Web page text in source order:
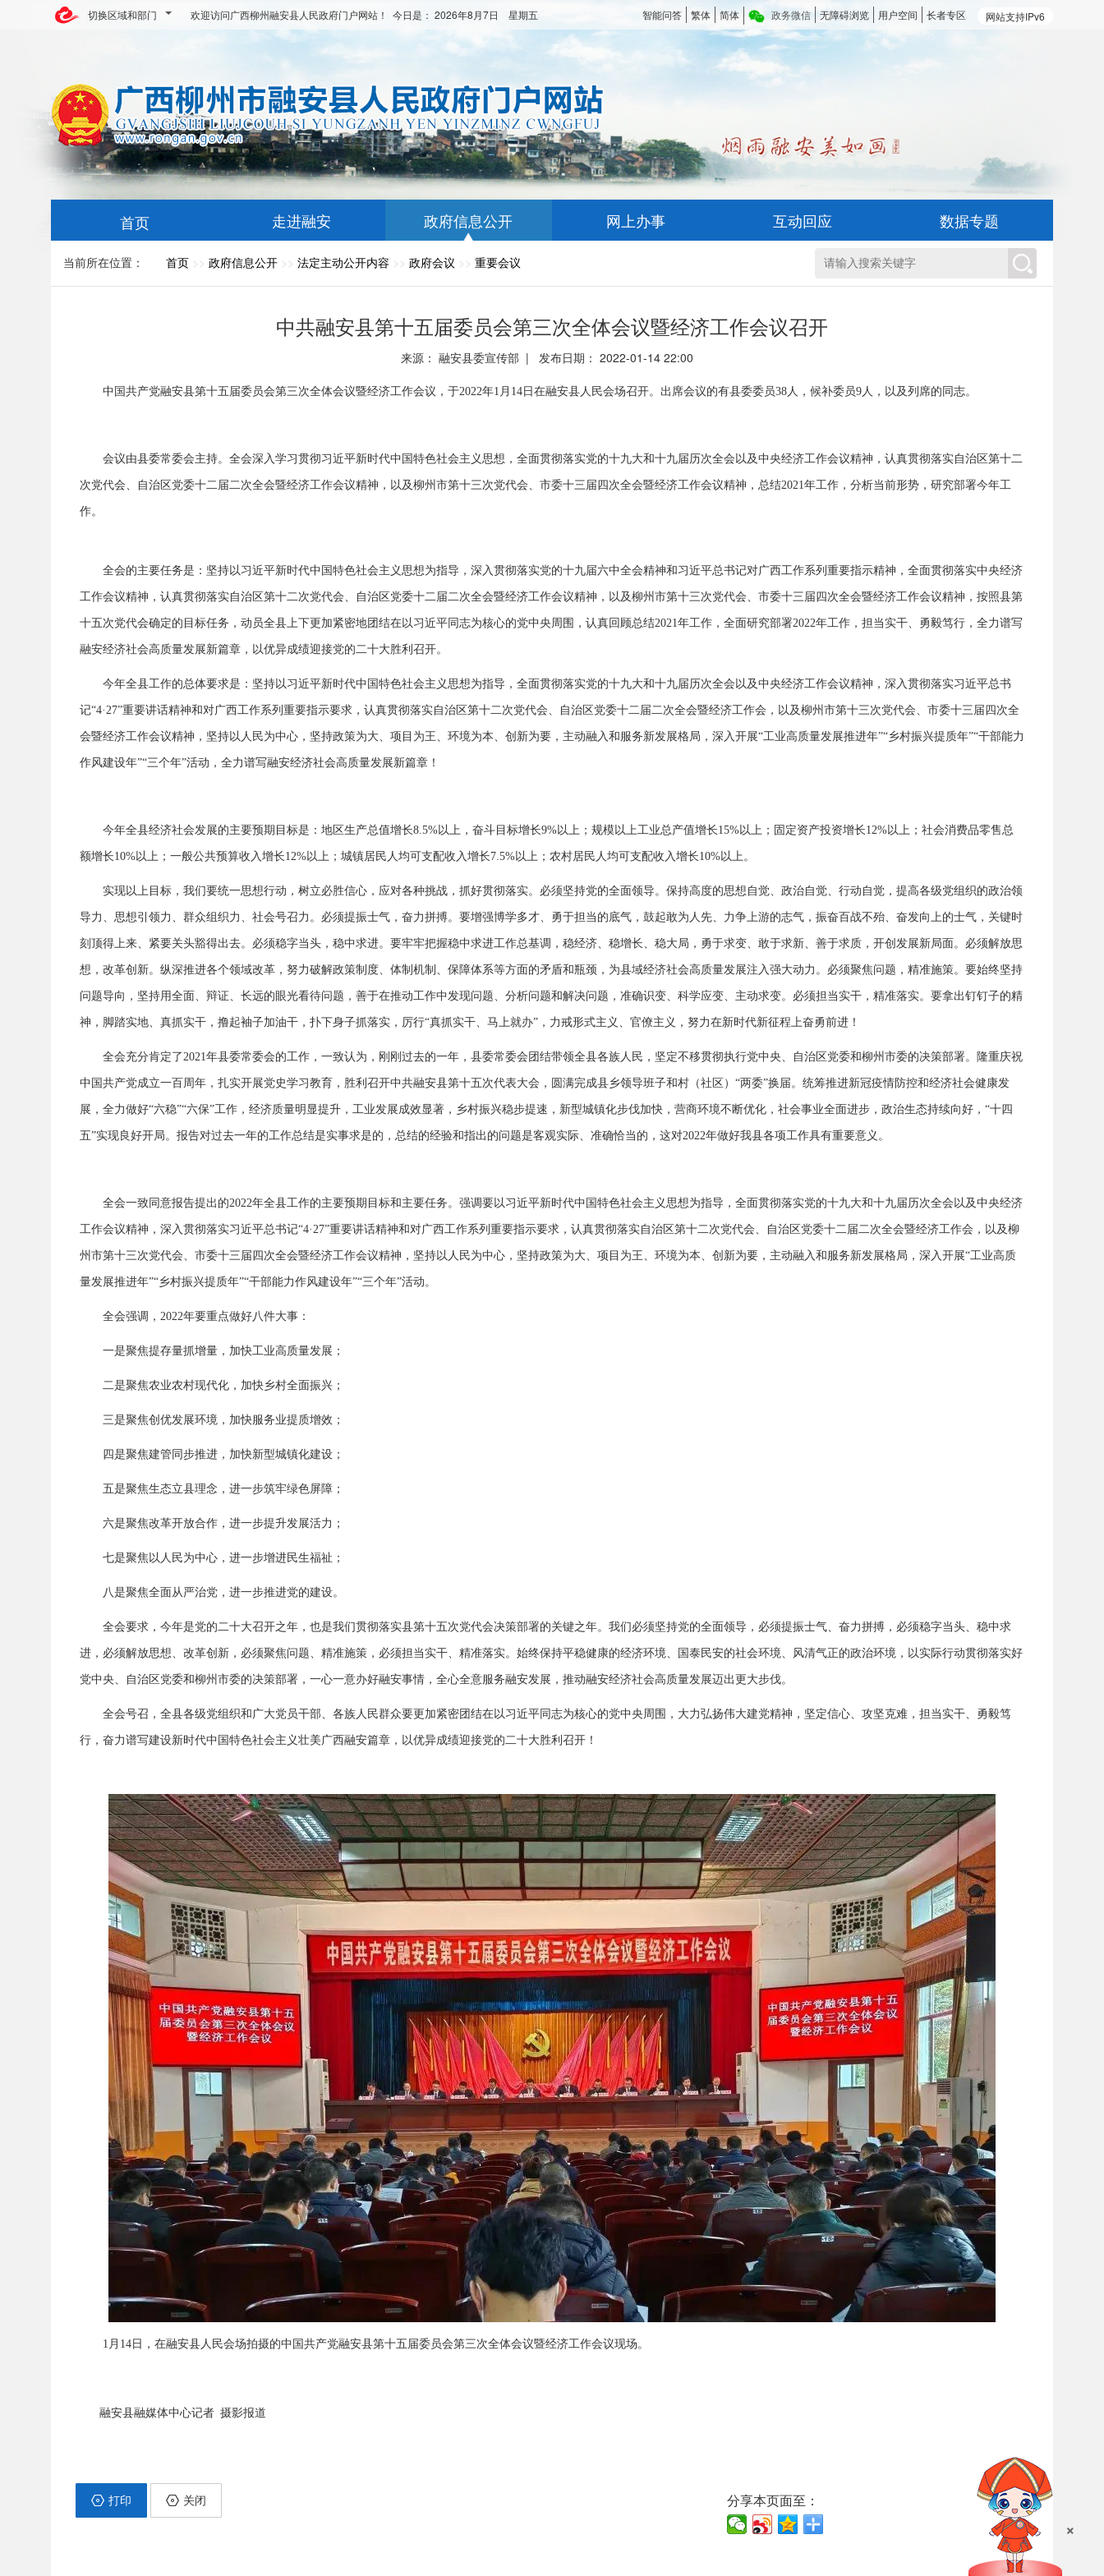
切换区域和部门 网站支持IPv6
智能问答 繁体 简体 政务微信 无障碍浏览 用户空间 长者专区
欢迎访问广西柳州融安县人民政府门户网站！ 今日是： 2026年8月7日 星期五
首页 走进融安 政府信息公开 网上办事 互动回应 数据专题
当前所在位置： 首页 >> 政府信息公开 >> 法定主动公开内容 >> 政府会议 >> 重要会议
中共融安县第十五届委员会第三次全体会议暨经济工作会议召开
来源： 融安县委宣传部 | 发布日期： 2022-01-14 22:00
中国共产党融安县第十五届委员会第三次全体会议暨经济工作会议，于2022年1月14日在融安县人民会场召开。出席会议的有县委委员38人，候补委员9人，以及列席的同志。
会议由县委常委会主持。全会深入学习贯彻习近平新时代中国特色社会主义思想，全面贯彻落实党的十九大和十九届历次全会以及中央经济工作会议精神，认真贯彻落实自治区第十二
次党代会、自治区党委十二届二次全会暨经济工作会议精神，以及柳州市第十三次党代会、市委十三届四次全会暨经济工作会议精神，总结2021年工作，分析当前形势，研究部署今年工
作。
全会的主要任务是：坚持以习近平新时代中国特色社会主义思想为指导，深入贯彻落实党的十九届六中全会精神和习近平总书记对广西工作系列重要指示精神，全面贯彻落实中央经济
工作会议精神，认真贯彻落实自治区第十二次党代会、自治区党委十二届二次全会暨经济工作会议精神，以及柳州市第十三次党代会、市委十三届四次全会暨经济工作会议精神，按照县第
十五次党代会确定的目标任务，动员全县上下更加紧密地团结在以习近平同志为核心的党中央周围，认真回顾总结2021年工作，全面研究部署2022年工作，担当实干、勇毅笃行，全力谱写
融安经济社会高质量发展新篇章，以优异成绩迎接党的二十大胜利召开。
今年全县工作的总体要求是：坚持以习近平新时代中国特色社会主义思想为指导，全面贯彻落实党的十九大和十九届历次全会以及中央经济工作会议精神，深入贯彻落实习近平总书
记“4·27”重要讲话精神和对广西工作系列重要指示要求，认真贯彻落实自治区第十二次党代会、自治区党委十二届二次全会暨经济工作会，以及柳州市第十三次党代会、市委十三届四次全
会暨经济工作会议精神，坚持以人民为中心，坚持政策为大、项目为王、环境为本、创新为要，主动融入和服务新发展格局，深入开展“工业高质量发展推进年”“乡村振兴提质年”“干部能力
作风建设年”“三个年”活动，全力谱写融安经济社会高质量发展新篇章！
今年全县经济社会发展的主要预期目标是：地区生产总值增长8.5%以上，奋斗目标增长9%以上；规模以上工业总产值增长15%以上；固定资产投资增长12%以上；社会消费品零售总
额增长10%以上；一般公共预算收入增长12%以上；城镇居民人均可支配收入增长7.5%以上；农村居民人均可支配收入增长10%以上。
实现以上目标，我们要统一思想行动，树立必胜信心，应对各种挑战，抓好贯彻落实。必须坚持党的全面领导。保持高度的思想自觉、政治自觉、行动自觉，提高各级党组织的政治领
导力、思想引领力、群众组织力、社会号召力。必须提振士气，奋力拼搏。要增强博学多才、勇于担当的底气，鼓起敢为人先、力争上游的志气，振奋百战不殆、奋发向上的士气，关键时
刻顶得上来、紧要关头豁得出去。必须稳字当头，稳中求进。要牢牢把握稳中求进工作总基调，稳经济、稳增长、稳大局，勇于求变、敢于求新、善于求质，开创发展新局面。必须解放思
想，改革创新。纵深推进各个领域改革，努力破解政策制度、体制机制、保障体系等方面的矛盾和瓶颈，为县域经济社会高质量发展注入强大动力。必须聚焦问题，精准施策。要始终坚持
问题导向，坚持用全面、辩证、长远的眼光看待问题，善于在推动工作中发现问题、分析问题和解决问题，准确识变、科学应变、主动求变。必须担当实干，精准落实。要拿出钉钉子的精
神，脚踏实地、真抓实干，撸起袖子加油干，扑下身子抓落实，厉行“真抓实干、马上就办”，力戒形式主义、官僚主义，努力在新时代新征程上奋勇前进！
全会充分肯定了2021年县委常委会的工作，一致认为，刚刚过去的一年，县委常委会团结带领全县各族人民，坚定不移贯彻执行党中央、自治区党委和柳州市委的决策部署。隆重庆祝
中国共产党成立一百周年，扎实开展党史学习教育，胜利召开中共融安县第十五次代表大会，圆满完成县乡领导班子和村（社区）“两委”换届。统筹推进新冠疫情防控和经济社会健康发
展，全力做好“六稳”“六保”工作，经济质量明显提升，工业发展成效显著，乡村振兴稳步提速，新型城镇化步伐加快，营商环境不断优化，社会事业全面进步，政治生态持续向好，“十四
五”实现良好开局。报告对过去一年的工作总结是实事求是的，总结的经验和指出的问题是客观实际、准确恰当的，这对2022年做好我县各项工作具有重要意义。
全会一致同意报告提出的2022年全县工作的主要预期目标和主要任务。强调要以习近平新时代中国特色社会主义思想为指导，全面贯彻落实党的十九大和十九届历次全会以及中央经济
工作会议精神，深入贯彻落实习近平总书记“4·27”重要讲话精神和对广西工作系列重要指示要求，认真贯彻落实自治区第十二次党代会、自治区党委十二届二次全会暨经济工作会，以及柳
州市第十三次党代会、市委十三届四次全会暨经济工作会议精神，坚持以人民为中心，坚持政策为大、项目为王、环境为本、创新为要，主动融入和服务新发展格局，深入开展“工业高质
量发展推进年”“乡村振兴提质年”“干部能力作风建设年”“三个年”活动。
全会强调，2022年要重点做好八件大事：
一是聚焦提存量抓增量，加快工业高质量发展；
二是聚焦农业农村现代化，加快乡村全面振兴；
三是聚焦创优发展环境，加快服务业提质增效；
四是聚焦建管同步推进，加快新型城镇化建设；
五是聚焦生态立县理念，进一步筑牢绿色屏障；
六是聚焦改革开放合作，进一步提升发展活力；
七是聚焦以人民为中心，进一步增进民生福祉；
八是聚焦全面从严治党，进一步推进党的建设。
全会要求，今年是党的二十大召开之年，也是我们贯彻落实县第十五次党代会决策部署的关键之年。我们必须坚持党的全面领导，必须提振士气、奋力拼搏，必须稳字当头、稳中求
进，必须解放思想、改革创新，必须聚焦问题、精准施策，必须担当实干、精准落实。始终保持平稳健康的经济环境、国泰民安的社会环境、风清气正的政治环境，以实际行动贯彻落实好
党中央、自治区党委和柳州市委的决策部署，一心一意办好融安事情，全心全意服务融安发展，推动融安经济社会高质量发展迈出更大步伐。
全会号召，全县各级党组织和广大党员干部、各族人民群众要更加紧密团结在以习近平同志为核心的党中央周围，大力弘扬伟大建党精神，坚定信心、攻坚克难，担当实干、勇毅笃
行，奋力谱写建设新时代中国特色社会主义壮美广西融安篇章，以优异成绩迎接党的二十大胜利召开！
1月14日，在融安县人民会场拍摄的中国共产党融安县第十五届委员会第三次全体会议暨经济工作会议现场。
融安县融媒体中心记者 摄影报道
打印 关闭 分享本页面至：
×